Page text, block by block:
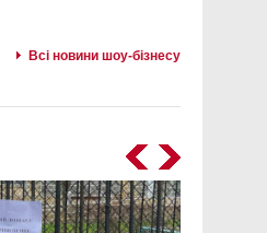
Всі новини шоу-бізнесу